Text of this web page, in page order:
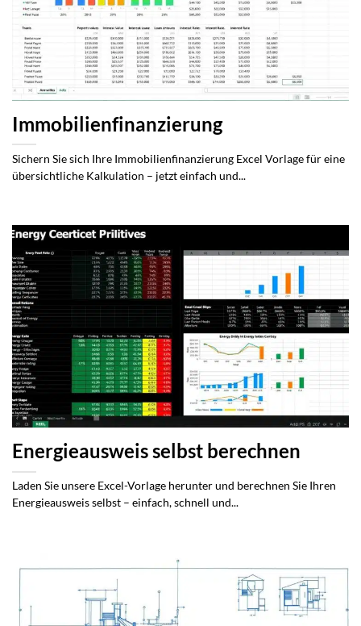
Immobilienfinanzierung
Sichern Sie sich Ihre Immobilienfinanzierung Excel Vorlage für eine
übersichtliche Kalkulation – jetzt einfach und...
Energieausweis selbst berechnen
Laden Sie unsere Excel-Vorlage herunter und berechnen Sie Ihren
Energieausweis selbst – einfach, schnell und...